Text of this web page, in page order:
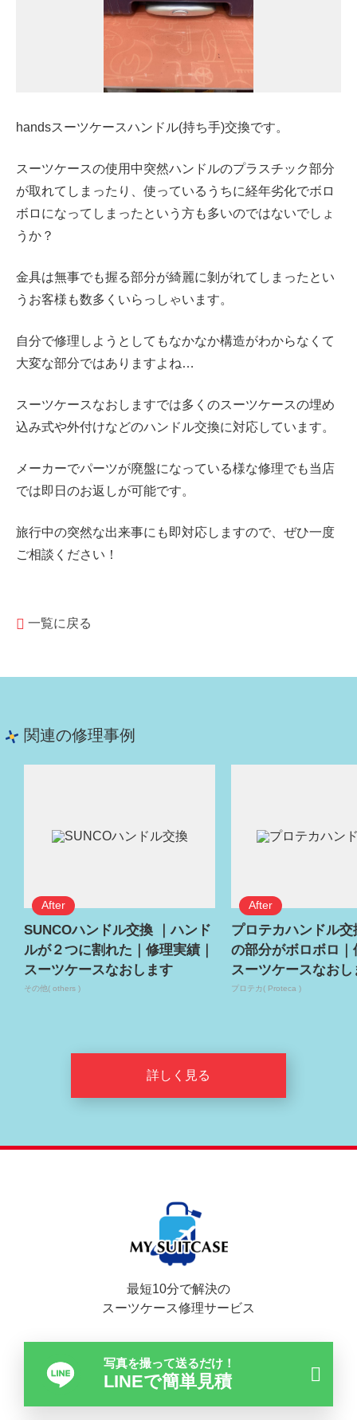
handsスーツケースハンドル(持ち手)交換です。
スーツケースの使用中突然ハンドルのプラスチック部分
が取れてしまったり、使っているうちに経年劣化でボロ
ボロになってしまったという方も多いのではないでしょ
うか？
金具は無事でも握る部分が綺麗に剝がれてしまったとい
うお客様も数多くいらっしゃいます。
自分で修理しようとしてもなかなか構造がわからなくて
大変な部分ではありますよね…
スーツケースなおしますでは多くのスーツケースの埋め
込み式や外付けなどのハンドル交換に対応しています。
メーカーでパーツが廃盤になっている様な修理でも当店
では即日のお返しが可能です。
旅行中の突然な出来事にも即対応しますので、ぜひ一度
ご相談ください！
一覧に戻る
関連の修理事例
SUNCOハンドル交換 ｜ハンド
ルが２つに割れた｜修理実績｜
スーツケースなおします
その他( others )
プロテカハンドル
の部分がボロボロ｜
スーツケースなおし
プロテカ( Proteca )
詳しく見る
最短10分で解決の
スーツケース修理サービス
写真を撮って送るだけ！
LINEで簡単見積